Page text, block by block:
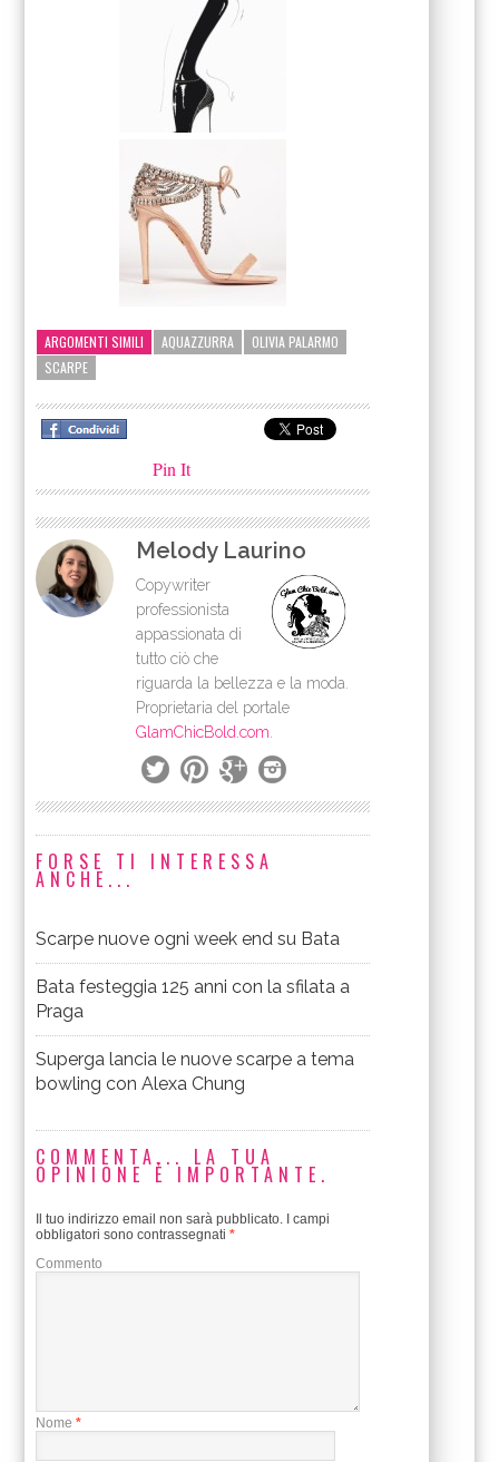
ARGOMENTI SIMILI AQUAZZURRA
OLIVIA PALARMO
SCARPE
Pin It
Melody Laurino
Copywriter
professionista
appassionata di
tutto ciò che
riguarda la bellezza e la moda.
Proprietaria del portale
GlamChicBold.com
FORSE TI INTERESSA
ANCHE...
Scarpe nuove ogni week end su Bata
Bata festeggia 125 anni con la sfilata a
Praga
Superga lancia le nuove scarpe a tema
bowling con Alexa Chung
COMMENTA... LA TUA
OPINIONE È IMPORTANTE.
Il tuo indirizzo email non sarà pubblicato. I campi
obbligatori sono contrassegnati*
Commento
Nome *